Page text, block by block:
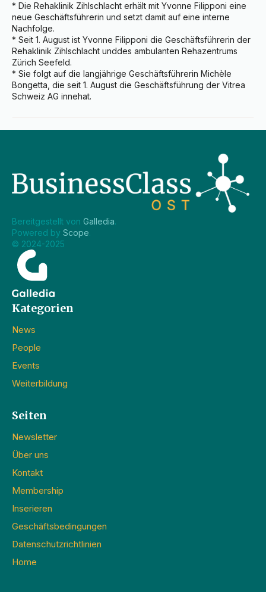
* Die Rehaklinik Zihlschlacht erhält mit Yvonne Filipponi eine
neue Geschäftsführerin und setzt damit auf eine interne
Nachfolge.
* Seit 1. August ist Yvonne Filipponi die Geschäftsführerin der
Rehaklinik Zihlschlacht unddes ambulanten Rehazentrums
Zürich Seefeld.
* Sie folgt auf die langjährige Geschäftsführerin Michèle
Bongetta, die seit 1. August die Geschäftsführung der Vitrea
Schweiz AG innehat.
Bereitgestellt von Galledia.
Powered by Scope.
© 2024-2025
Kategorien
News
People
Events
Weiterbildung
Seiten
Newsletter
Über uns
Kontakt
Membership
Inserieren
Geschäftsbedingungen
Datenschutzrichtlinien
Home